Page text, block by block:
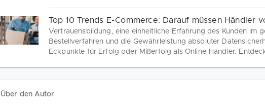
konform übermittelt werden.
Top 10 Trends E-Commerce: Darauf müssen Händler
Vertrauensbildung, eine einheitliche Erfahrung des Kunden im
Bestellverfahren und die Gewährleistung absoluter
Eckpunkte für Erfolg oder Mißerfolg als Online-Händler.
Über den Autor